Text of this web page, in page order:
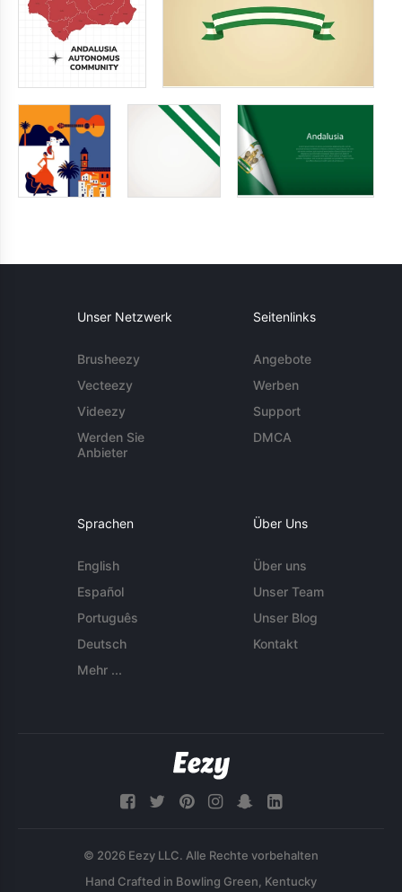
Unser Netzwerk
Brusheezy
Vecteezy
Videezy
Werden Sie
Anbieter
Seitenlinks
Angebote
Werben
Support
DMCA
Sprachen
English
Español
Português
Deutsch
Mehr ...
Über Uns
Über uns
Unser Team
Unser Blog
Kontakt
© 2026 Eezy LLC. Alle Rechte vorbehalten